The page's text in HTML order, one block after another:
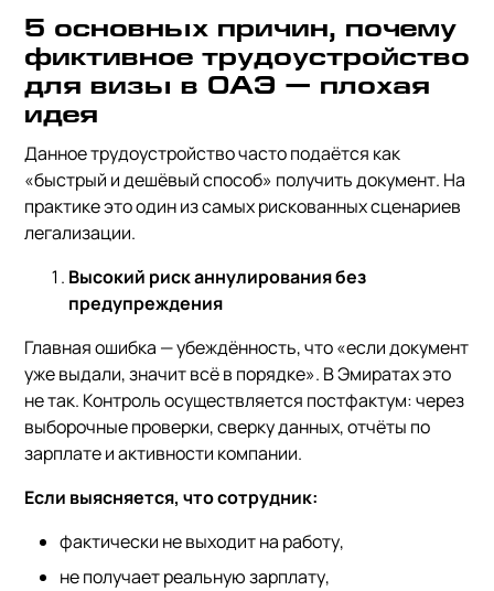
5 основных причин, почему
фиктивное трудоустройство
для визы в ОАЭ — плохая
идея
Данное трудоустройство часто подаётся как
«быстрый и дешёвый способ» получить документ. На
практике это один из самых рискованных сценариев
легализации.
Высокий риск аннулирования без
предупреждения
Главная ошибка — убеждённость, что «если документ
уже выдали, значит всё в порядке». В Эмиратах это
не так. Контроль осуществляется постфактум: через
выборочные проверки, сверку данных, отчёты по
зарплате и активности компании.
Если выясняется, что сотрудник:
фактически не выходит на работу,
не получает реальную зарплату,